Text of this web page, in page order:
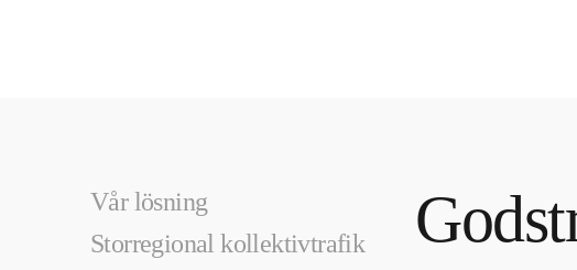
Vår lösning
Storregional kollektivtrafik